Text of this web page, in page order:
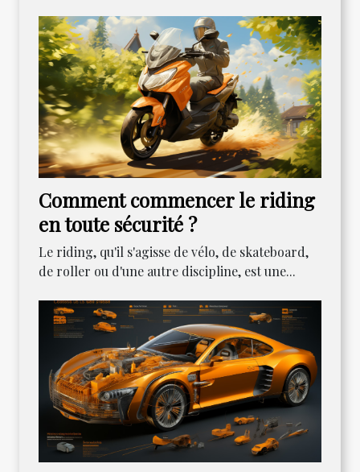
Comment commencer le riding
en toute sécurité ?
Le riding, qu'il s'agisse de vélo, de skateboard,
de roller ou d'une autre discipline, est une...